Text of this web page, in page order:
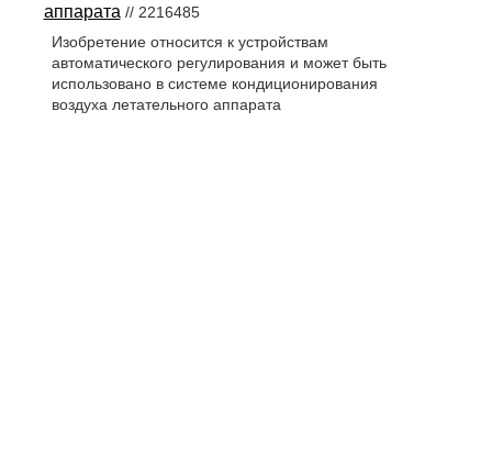
аппарата // 2216485
Изобретение относится к устройствам
автоматического регулирования и может быть
использовано в системе кондиционирования
воздуха летательного аппарата